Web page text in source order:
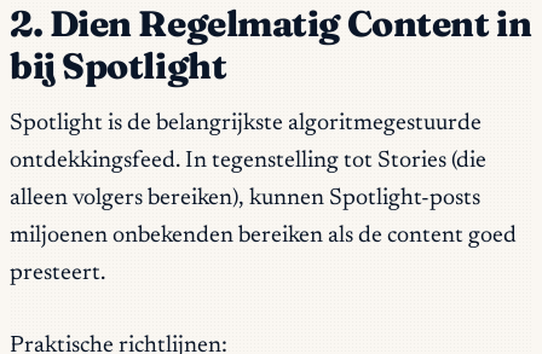
2. Dien Regelmatig Content in
bij Spotlight
Spotlight is de belangrijkste algoritmegestuurde
ontdekkingsfeed. In tegenstelling tot Stories (die
alleen volgers bereiken), kunnen Spotlight-posts
miljoenen onbekenden bereiken als de content goed
presteert.
Praktische richtlijnen: